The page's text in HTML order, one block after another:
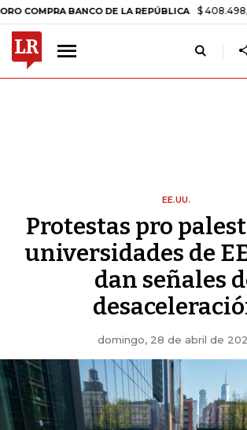
BANCO DE LA REPÚBLICA $ 408.498,97 +$
EE.UU.
Protestas pro
universidades de
dan señales
domingo, 28 de abril de